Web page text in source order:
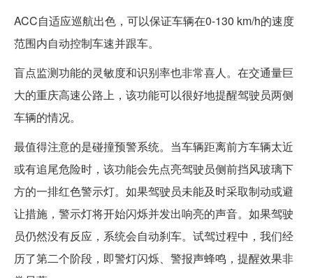
ACC自适应巡航出色，可以保证车辆在0-130 km/h的速度
范围内自动控制车速并跟车。
盲点监测功能的灵敏度和识别率也非常喜人。在交通量巨
大的重庆高速公路上，该功能可以很好地提醒驾驶员两侧
车辆的情况。
最值得注意的是碰撞预警系统。当车辆距离前方车辆太近
或有追尾危险时，该功能会先点亮驾驶员侧前挡风玻璃下
方的一排红色警示灯。如果驾驶员未能及时采取制动或避
让措施，警示灯将开始闪烁并发出响亮的声音。如果驾驶
员仍然没有反应，系统会自动刹车。试驾过程中，我们经
历了第二个阶段，即警灯闪烁、警报声蜂鸣，提醒效果非